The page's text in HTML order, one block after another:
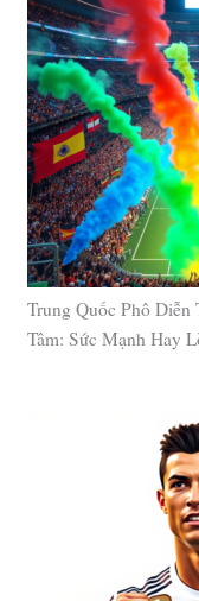
Trung Quốc Phô Diễn
Tâm: Sức Mạnh Hay